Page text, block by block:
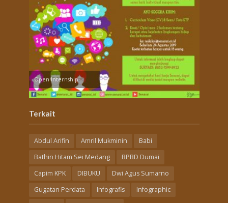
Open Internship
Terkait
Abdul Arifin Amril Mukminin
Babi
Bathin Hitam Sei Medang
BPBD Dumai
Capim KPK
DIBUKU
Dwi Agus Sumarno
Gugatan Perdata
Infografis
Infographic